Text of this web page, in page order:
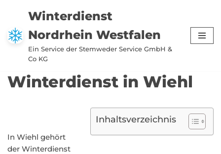
Zum
Inhalt
springen
Winterdienst
Nordrhein Westfalen
Ein Service der Stemweder Service GmbH &
Co KG
Winterdienst in Wiehl
Inhaltsverzeichnis
In Wiehl gehört
der Winterdienst